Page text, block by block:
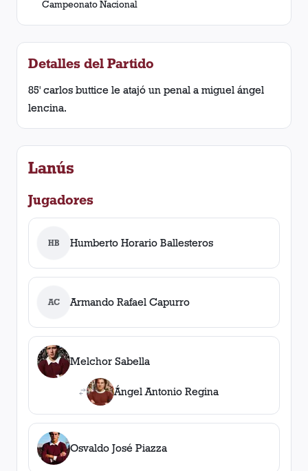
Campeonato Nacional
Detalles del Partido
85' carlos buttice le atajó un penal a miguel ángel
lencina.
Lanús
Jugadores
HB Humberto Horario Ballesteros
AC Armando Rafael Capurro
Melchor Sabella
Ángel Antonio Regina
Osvaldo José Piazza